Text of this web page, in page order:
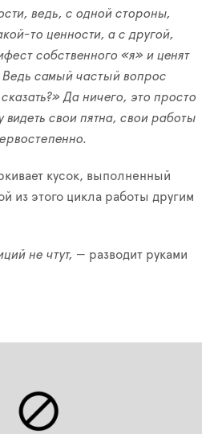
ведь, с одной стороны,
то ценности, а с другой,
собственного «я» и ценят
Ведь самый частый вопрос
Да ничего, это просто
видеть свои пятна, свои работы
кусок, выполненный
из этого цикла работы другим
не чтут, — разводит руками